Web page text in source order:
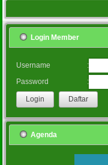
Login Member
Username
:
Password
:
Agenda